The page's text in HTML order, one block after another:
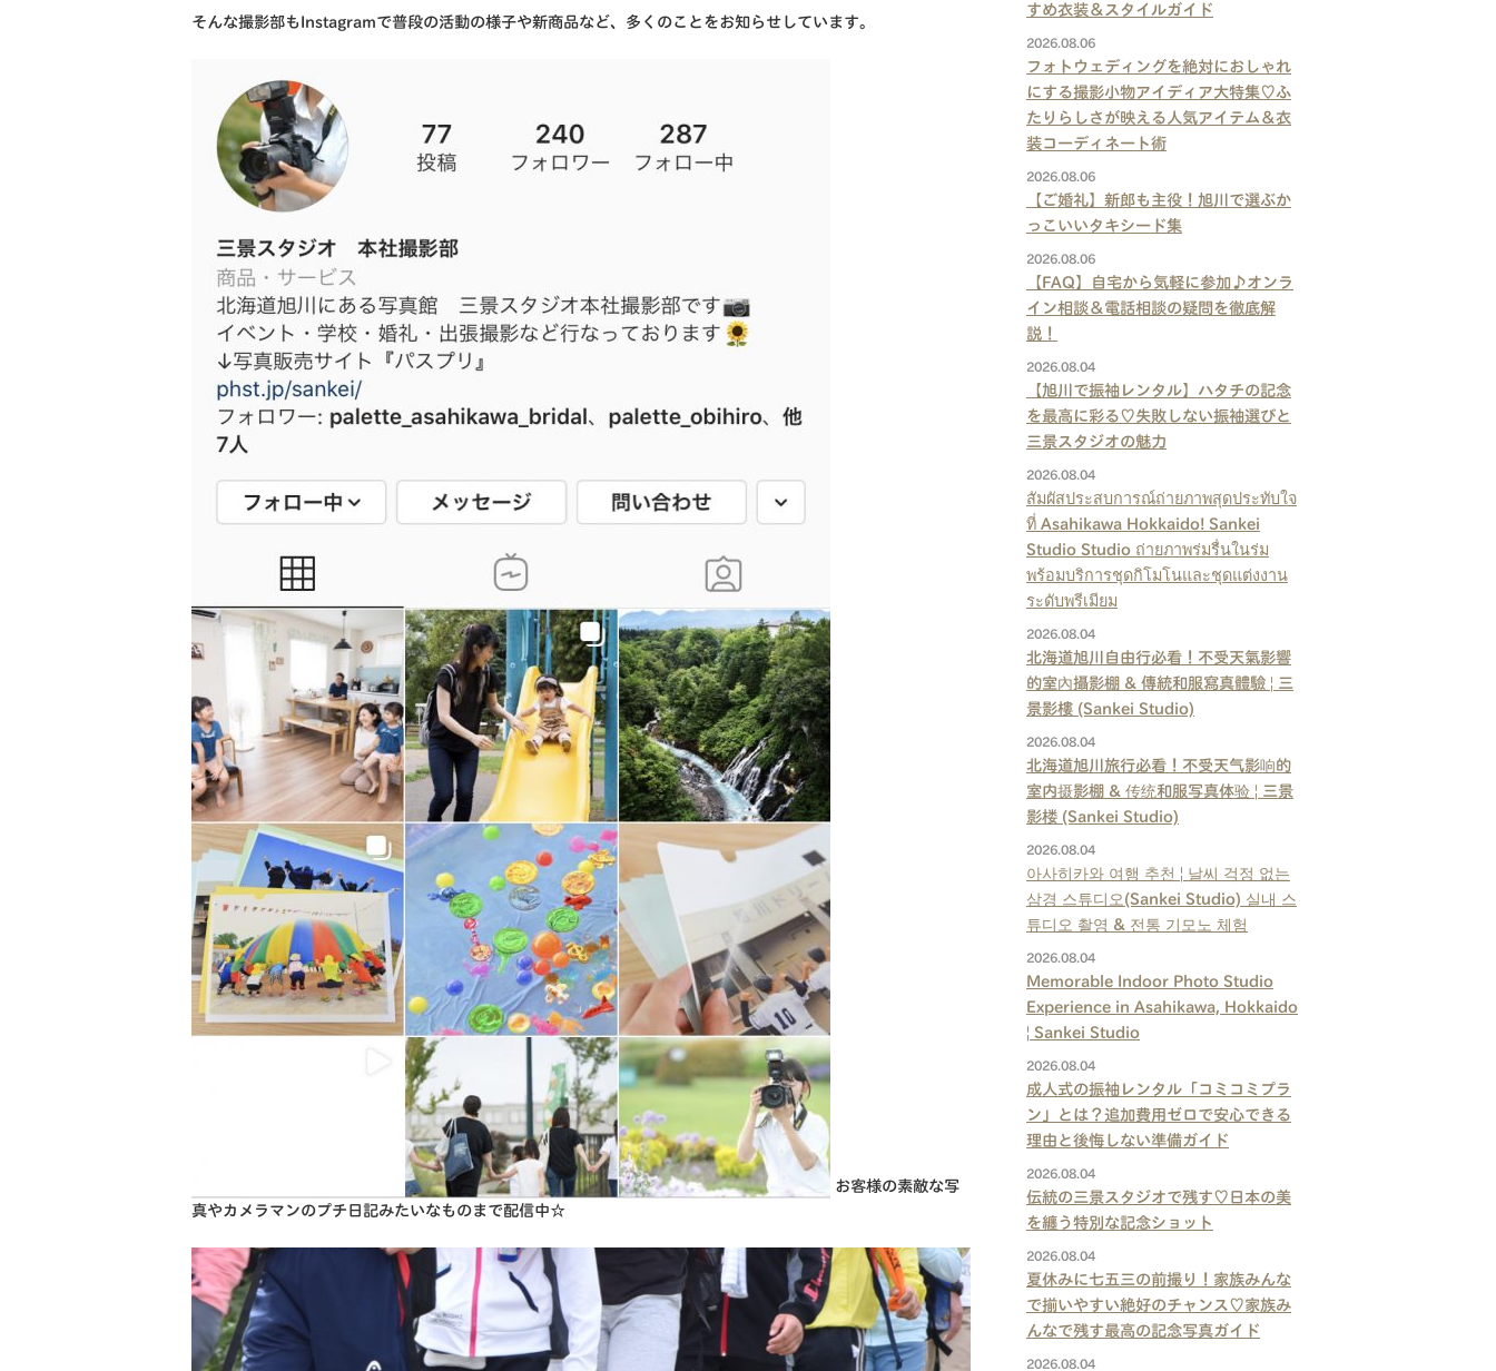
そんな撮影部もInstagramで普段の活動の様子や新商品など、多くのことをお知らせしています。
お客様の素敵な写
真やカメラマンのプチ日記みたいなものまで配信中☆
すめ衣装＆スタイルガイド
2026.08.06
フォトウェディングを絶対におしゃれ
にする撮影小物アイディア大特集♡ふ
たりらしさが映える人気アイテム＆衣
装コーディネート術
2026.08.06
【ご婚礼】新郎も主役！旭川で選ぶか
っこいいタキシード集
2026.08.06
【FAQ】自宅から気軽に参加♪オンラ
イン相談＆電話相談の疑問を徹底解
説！
2026.08.04
【旭川で振袖レンタル】ハタチの記念
を最高に彩る♡失敗しない振袖選びと
三景スタジオの魅力
2026.08.04
สัมผัสประสบการณ์ถ่ายภาพสุดประทับใจ
ที่ Asahikawa Hokkaido! Sankei
Studio Studio ถ่ายภาพร่มรื่นในร่ม
พร้อมบริการชุดกิโมโนและชุดแต่งงาน
ระดับพรีเมียม
2026.08.04
北海道旭川自由行必看！不受天氣影響
的室內攝影棚 & 傳統和服寫真體驗 | 三
景影樓 (Sankei Studio)
2026.08.04
北海道旭川旅行必看！不受天气影响的
室内摄影棚 & 传统和服写真体验 | 三景
影楼 (Sankei Studio)
2026.08.04
아사히카와 여행 추천 | 날씨 걱정 없는
삼경 스튜디오(Sankei Studio) 실내 스
튜디오 촬영 & 전통 기모노 체험
2026.08.04
Memorable Indoor Photo Studio
Experience in Asahikawa, Hokkaido
| Sankei Studio
2026.08.04
成人式の振袖レンタル「コミコミプラ
ン」とは？追加費用ゼロで安心できる
理由と後悔しない準備ガイド
2026.08.04
伝統の三景スタジオで残す♡日本の美
を纏う特別な記念ショット
2026.08.04
夏休みに七五三の前撮り！家族みんな
で揃いやすい絶好のチャンス♡家族み
んなで残す最高の記念写真ガイド
2026.08.04